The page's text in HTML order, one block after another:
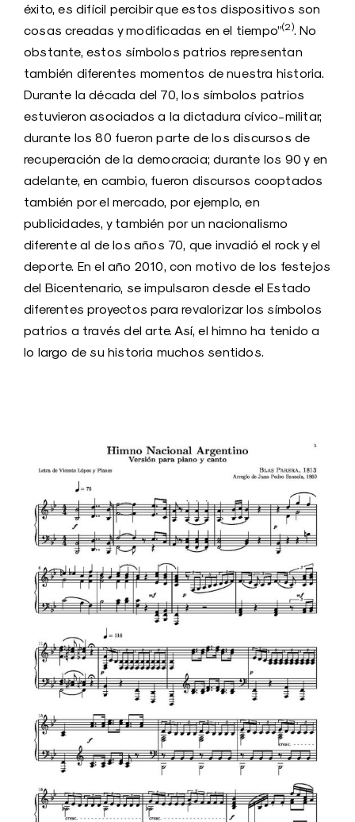
éxito, es difícil percibir que estos dispositivos son
cosas creadas y modificadas en el tiempo”(2). No
obstante, estos símbolos patrios representan
también diferentes momentos de nuestra historia.
Durante la década del 70, los símbolos patrios
estuvieron asociados a la dictadura cívico-militar;
durante los 80 fueron parte de los discursos de
recuperación de la democracia; durante los 90 y en
adelante, en cambio, fueron discursos cooptados
también por el mercado, por ejemplo, en
publicidades, y también por un nacionalismo
diferente al de los años 70, que invadió el rock y el
deporte. En el año 2010, con motivo de los festejos
del Bicentenario, se impulsaron desde el Estado
diferentes proyectos para revalorizar los símbolos
patrios a través del arte. Así, el himno ha tenido a
lo largo de su historia muchos sentidos.